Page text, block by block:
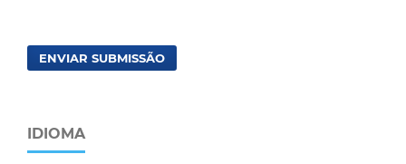
ENVIAR SUBMISSÃO
IDIOMA